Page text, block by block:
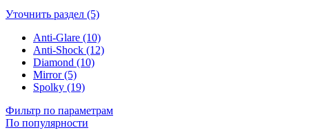
Уточнить раздел (5)
Anti-Glare (10)
Anti-Shock (12)
Diamond (10)
Mirror (5)
Spolky (19)
Фильтр по параметрам
По популярности